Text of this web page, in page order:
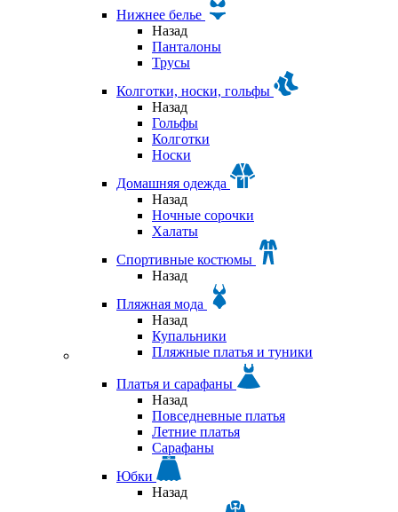
Нижнее белье
Назад
Панталоны
Трусы
Колготки, носки, гольфы
Назад
Гольфы
Колготки
Носки
Домашняя одежда
Назад
Ночные сорочки
Халаты
Спортивные костюмы
Назад
Пляжная мода
Назад
Купальники
Пляжные платья и туники
Платья и сарафаны
Назад
Повседневные платья
Летние платья
Сарафаны
Юбки
Назад